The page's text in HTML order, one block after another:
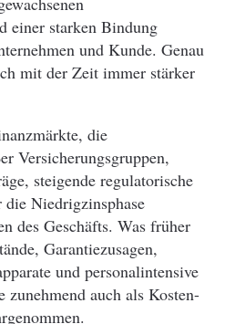
einer starken Bindung
und Kunde. Genau
mit der Zeit immer stärker
die
Versicherungsgruppen,
steigende regulatorische
Niedrigzinsphase
des Geschäfts. Was früher
Garantiezusagen,
und personalintensive
auch als Kosten-